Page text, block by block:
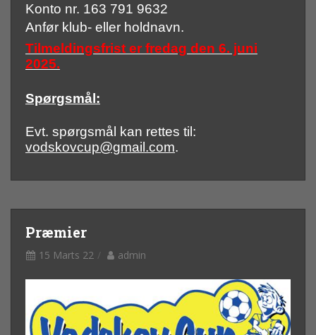
Konto nr. 163 791 9632
Anfør klub- eller holdnavn.
Tilmeldingsfrist er fredag den 6. juni
2025.
Spørgsmål:
Evt. spørgsmål kan rettes til:
vodskovcup@gmail.com.
Præmier
15 Marts 22 admin